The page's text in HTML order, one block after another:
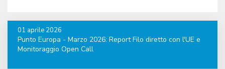
01 aprile 2026
Punto Europa - Marzo 2026: Report Filo diretto con l'UE e
Monitoraggio Open Call